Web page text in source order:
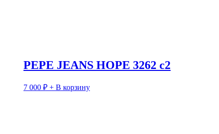
PEPE JEANS HOPE 3262 c2
7 000 ₽ + В корзину